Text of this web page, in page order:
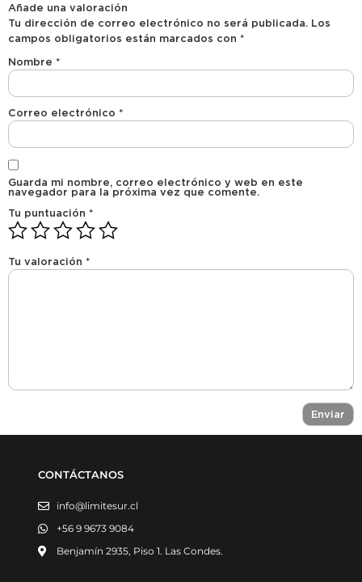
Añade una valoración
Tu dirección de correo electrónico no será publicada. Los
campos obligatorios están marcados con *
Nombre *
Correo electrónico *
Guarda mi nombre, correo electrónico y web en este
navegador para la próxima vez que comente.
Tu puntuación *
Tu valoración *
CONTÁCTANOS
info@limitesur.cl
+56 9 9673 9084
Benjamín 2935, Piso 1. Las Condes.